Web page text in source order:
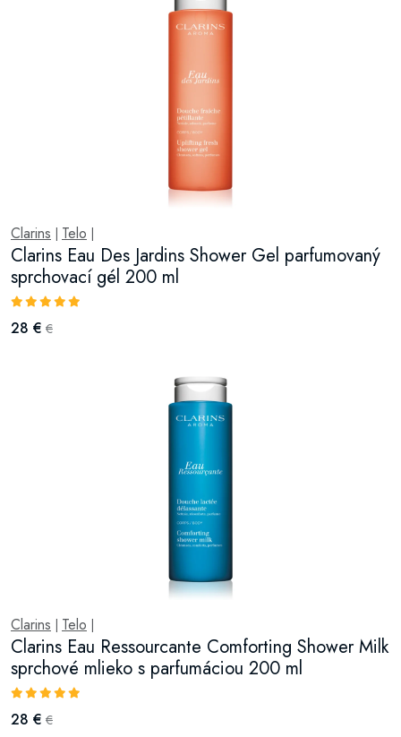
Clarins Telo
Clarins Eau Des Jardins Shower Gel parfumovaný
sprchovací gél 200 ml
28 € €
Clarins Telo
Clarins Eau Ressourcante Comforting Shower Milk
sprchové mlieko s parfumáciou 200 ml
28 € €